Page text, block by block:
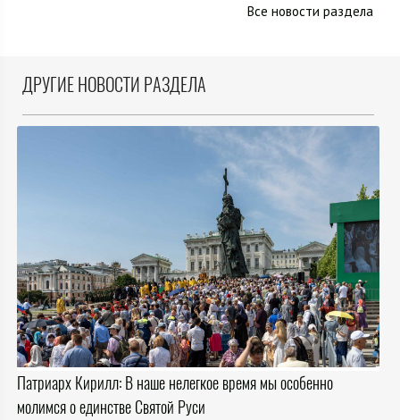
Все новости раздела
ДРУГИЕ НОВОСТИ РАЗДЕЛА
Патриарх Кирилл: В наше нелегкое время мы особенно
молимся о единстве Святой Руси